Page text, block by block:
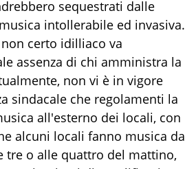
sequestrati dalle
intollerabile ed invasiva.
certo idilliaco va
assenza di chi amministra la
non vi è in vigore
sindacale che regolamenti la
all'esterno dei locali, con
alcuni locali fanno musica da
tre o alle quattro del mattino,